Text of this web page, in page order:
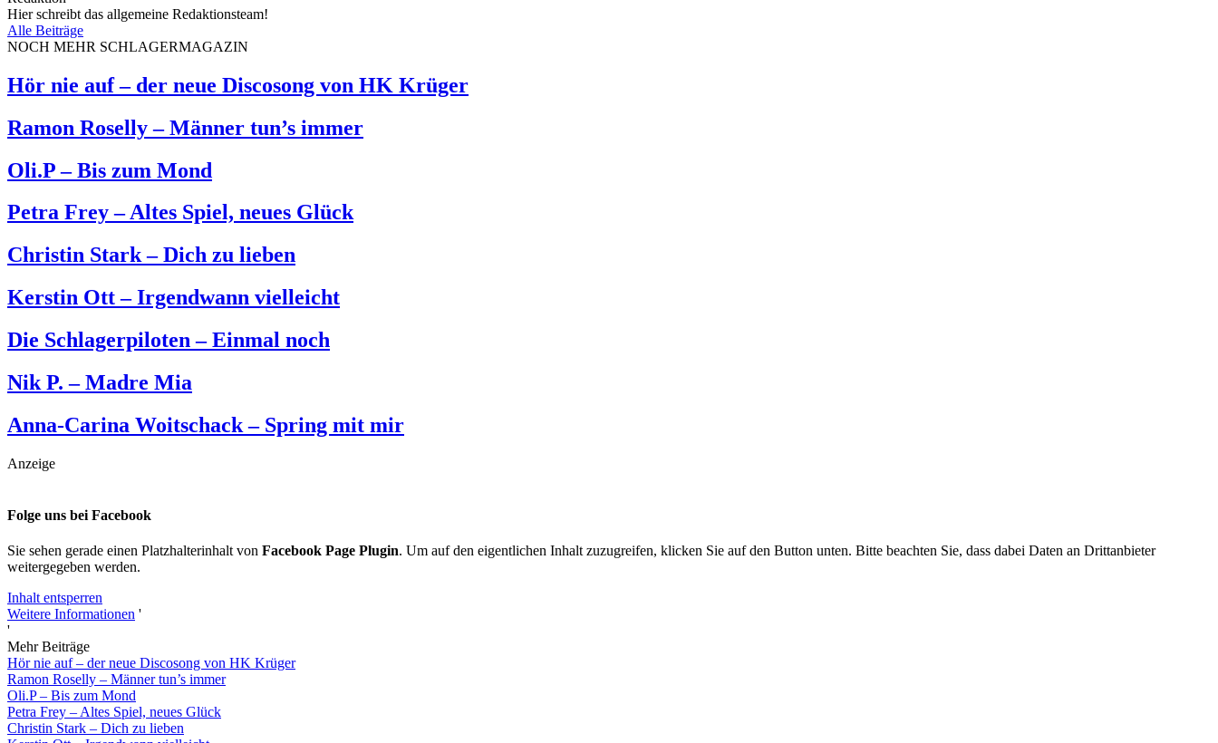
Hier schreibt das allgemeine Redaktionsteam!
Alle Beiträge
NOCH MEHR SCHLAGERMAGAZIN
Hör nie auf – der neue Discosong von HK Krüger
Ramon Roselly – Männer tun’s immer
Oli.P – Bis zum Mond
Petra Frey – Altes Spiel, neues Glück
Christin Stark – Dich zu lieben
Kerstin Ott – Irgendwann vielleicht
Die Schlagerpiloten – Einmal noch
Nik P. – Madre Mia
Anna-Carina Woitschack – Spring mit mir
Anzeige
Folge uns bei Facebook
Sie sehen gerade einen Platzhalterinhalt von Facebook Page Plugin. Um auf den eigentlichen Inhalt zuzugreifen, klicken Sie auf den Button unten. Bitte beachten Sie, dass dabei Daten an Drittanbieter
weitergegeben werden.
Inhalt entsperren
Weitere Informationen '
'
Mehr Beiträge
Hör nie auf – der neue Discosong von HK Krüger
Ramon Roselly – Männer tun’s immer
Oli.P – Bis zum Mond
Petra Frey – Altes Spiel, neues Glück
Christin Stark – Dich zu lieben